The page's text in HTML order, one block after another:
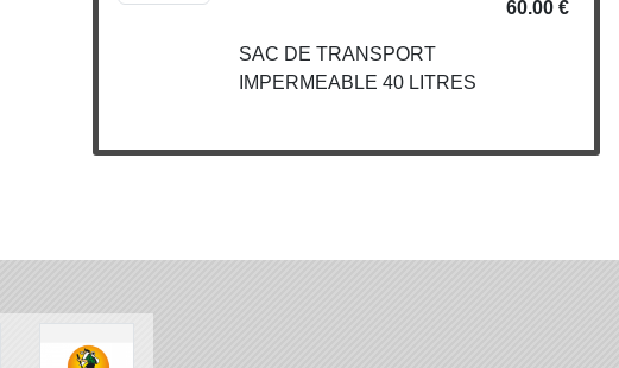
60.00 €
SAC DE TRANSPORT
IMPERMEABLE 40 LITRES